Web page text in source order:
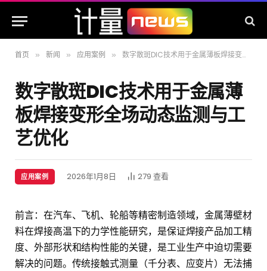
首页 » 新闻 » 应用案例 » 数字散斑DIC技术用于金属薄板焊接变形全场动态监测与工艺优化
数字散斑DIC技术用于金属薄
板焊接变形全场动态监测与工
艺优化
应用案例 2026年1月8日 279 查看
前言：在汽车、飞机、轮船等精密制造领域，金属薄壁材
料在焊接高温下的力学性能研究，是保证焊接产品加工精
度、外部形状和结构性能的关键，是工业生产中迫切需要
解决的问题。传统接触式测量（千分表、应变片）无法捕